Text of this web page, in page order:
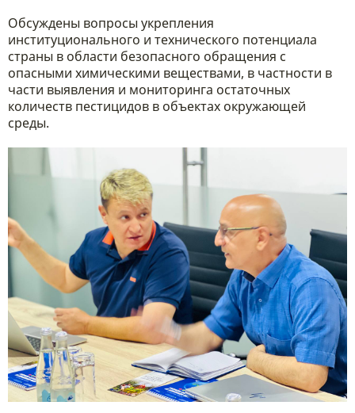
Обсуждены вопросы укрепления
институционального и технического потенциала
страны в области безопасного обращения с
опасными химическими веществами, в частности в
части выявления и мониторинга остаточных
количеств пестицидов в объектах окружающей
среды.